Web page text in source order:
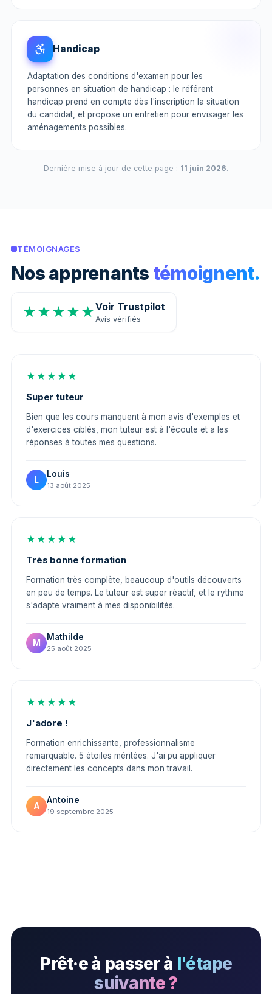
Handicap
Adaptation des conditions d'examen pour les
personnes en situation de handicap : le référent
handicap prend en compte dès l'inscription la situation
du candidat, et propose un entretien pour envisager les
aménagements possibles.
Dernière mise à jour de cette page : 11 juin 2026.
TÉMOIGNAGES
Nos apprenants témoignent.
★★★★★Voir Trustpilot
Avis vérifiés
★★★★★
Super tuteur
Bien que les cours manquent à mon avis d'exemples et
d'exercices ciblés, mon tuteur est à l'écoute et a les
réponses à toutes mes questions.
L
Louis
13 août 2025
★★★★★
Très bonne formation
Formation très complète, beaucoup d'outils découverts
en peu de temps. Le tuteur est super réactif, et le rythme
s'adapte vraiment à mes disponibilités.
M
Mathilde
25 août 2025
★★★★★
J'adore !
Formation enrichissante, professionnalisme
remarquable. 5 étoiles méritées. J'ai pu appliquer
directement les concepts dans mon travail.
A
Antoine
19 septembre 2025
Prêt·e à passer à l'étape
suivante ?